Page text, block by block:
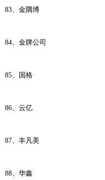
83、金隅博
84、金牌公司
85、国格
86、云亿
87、丰凡美
88、华鑫